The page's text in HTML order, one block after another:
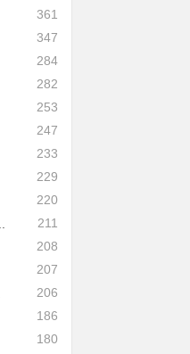
361
347
284
282
253
247
233
229
220
211
208
207
206
186
180